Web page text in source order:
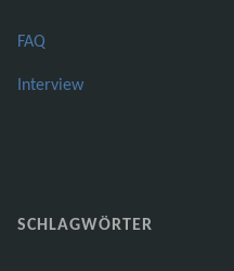
FAQ
Interview
SCHLAGWÖRTER